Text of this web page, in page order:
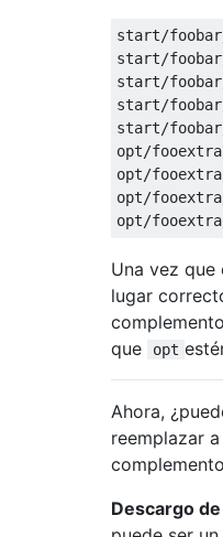
start/
start/
start/
start/
start/
opt/
opt/
opt/
Una vez que
lugar
que
opt
Ahora,
reemplazar
Descargo